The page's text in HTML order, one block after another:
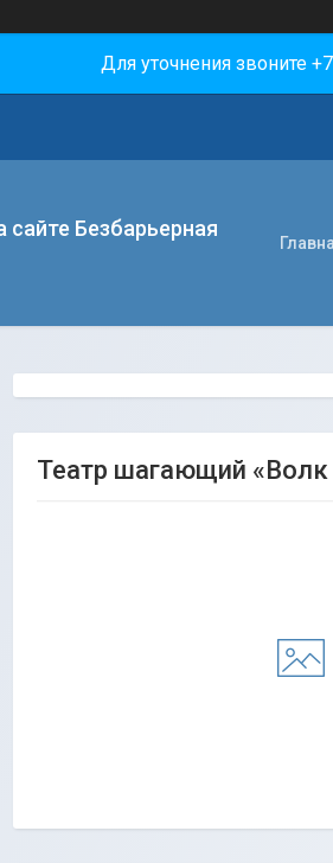
Для уточнения звоните
Безбарьерная
Театр шагающий «Волк